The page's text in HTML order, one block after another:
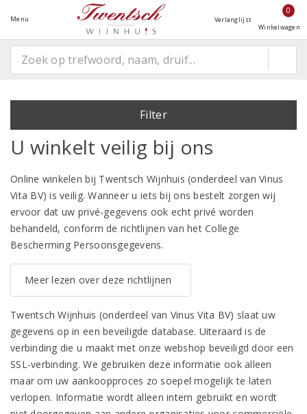
Menu Verlanglijst
0
Winkelwagen
Filter
U winkelt veilig bij ons
Online winkelen bij Twentsch Wijnhuis (onderdeel van Vinus
Vita BV) is veilig. Wanneer u iets bij ons bestelt zorgen wij
ervoor dat uw privé-gegevens ook echt privé worden
behandeld, conform de richtlijnen van het College
Bescherming Persoonsgegevens.
Meer lezen over deze richtlijnen
Twentsch Wijnhuis (onderdeel van Vinus Vita BV) slaat uw
gegevens op in een beveiligde database. Uiteraard is de
verbinding die u maakt met onze webshop beveiligd door een
SSL-verbinding. We gebruiken deze informatie ook alleen
maar om uw aankoopproces zo soepel mogelijk te laten
verlopen. Informatie wordt alleen intern gebruikt en wordt